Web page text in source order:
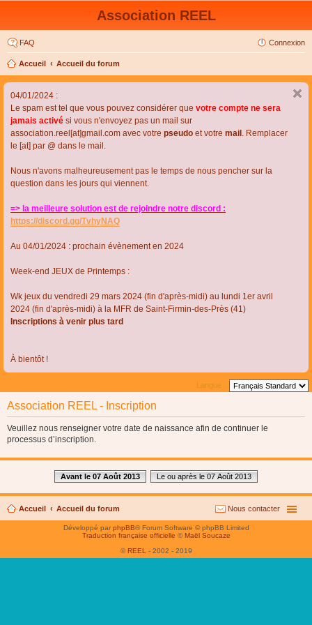
Association REEL
FAQ Connexion
Accueil Accueil du forum
04/01/2024 :
Le spam est tel que vous pouvez considérer que votre compte ne sera
jamais activé si vous n'envoyez pas un mail sur
association.reel[at]gmail.com avec votre pseudo et votre mail . Remplacer
le [at] par @ dans le mail.
Nous n'avons malheureusement pas le temps de nous pencher sur la
question dans les jours qui viennent.
=> la meilleure solution est de rejoindre notre discord :
https://discord.gg/TvhyNAQ
Au 04/01/2024 : prochain évènement en 2024
Week-end JEUX de Printemps :
Wk jeux du vendredi 29 mars 2024 (fin d'après-midi) au lundi 1er avril
2024 (fin d'après-midi) à la MFR de Saint-Firmin-des-Près (41)
Inscriptions à venir plus tard
À bientôt !
Langue :
Association REEL - Inscription
Veuillez nous renseigner votre date de naissance afin de continuer le
processus d’inscription.
Avant le 07 Août 2013 Le ou après le 07 Août 2013
Accueil Accueil du forum Nous contacter
Développé parphpBB® Forum Software © phpBB Limited
Traduction française officielle © Maël Soucaze
© REEL - 2002 - 2019